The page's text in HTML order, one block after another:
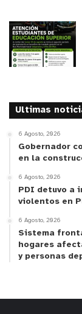
Ultimas
6 Agosto, 2026
Gobernador
en la
6 Agosto, 2026
PDI detuvo a
violentos en
6 Agosto, 2026
Sistema
hogares
y personas